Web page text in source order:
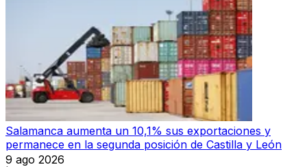
Salamanca aumenta un 10,1% sus exportaciones y
permanece en la segunda posición de Castilla y León
9 ago 2026